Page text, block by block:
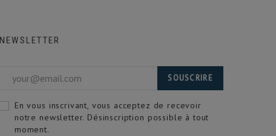
NEWSLETTER
SOUSCRIRE
En vous inscrivant, vous acceptez de recevoir
notre newsletter. Désinscription possible à tout
moment.